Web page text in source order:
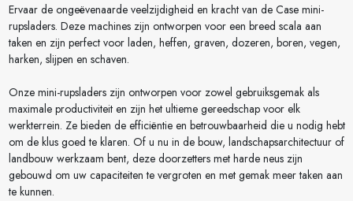
Ervaar de ongeëvenaarde veelzijdigheid en kracht van de Case mini-
rupsladers. Deze machines zijn ontworpen voor een breed scala aan
taken en zijn perfect voor laden, heffen, graven, dozeren, boren, vegen,
harken, slijpen en schaven.
Onze mini-rupsladers zijn ontworpen voor zowel gebruiksgemak als
maximale productiviteit en zijn het ultieme gereedschap voor elk
werkterrein. Ze bieden de efficiëntie en betrouwbaarheid die u nodig hebt
om de klus goed te klaren. Of u nu in de bouw, landschapsarchitectuur of
landbouw werkzaam bent, deze doorzetters met harde neus zijn
gebouwd om uw capaciteiten te vergroten en met gemak meer taken aan
te kunnen.